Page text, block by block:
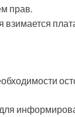
прав.